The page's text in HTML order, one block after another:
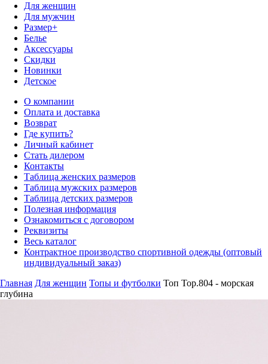
Для женщин
Для мужчин
Размер+
Белье
Аксессуары
Скидки
Новинки
Детское
О компании
Оплата и доставка
Возврат
Где купить?
Личный кабинет
Стать дилером
Контакты
Таблица женских размеров
Таблица мужских размеров
Таблица детских размеров
Полезная информация
Ознакомиться с договором
Реквизиты
Весь каталог
Контрактное производство спортивной одежды (оптовый
индивидуальный заказ)
Главная Для женщин Топы и футболки Топ Top.804 - морская
глубина